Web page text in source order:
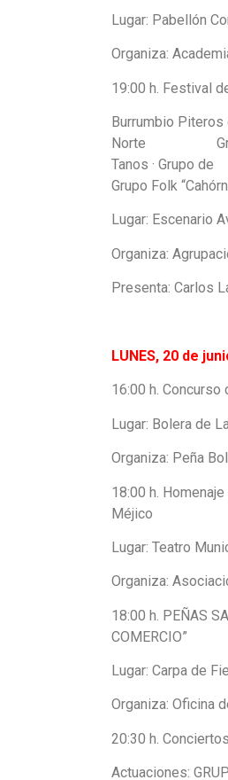
Lugar: Pabellón
Organiza:
19:00 h. Festival
Burrumbio
Norte Grupo
Tanos · Grupo
Grupo Folk
Lugar: Escenario
Organiza:
Presenta: Carlos
LUNES, 20 de
16:00 h.
Lugar: Bolera de
Organiza: Peña
18:00 h.
Méjico
Lugar: Teatro
Organiza:
18:00 h. PEÑAS
COMERCIO”
Lugar: Carpa de
Organiza: Oficina
20:30 h.
Actuaciones: